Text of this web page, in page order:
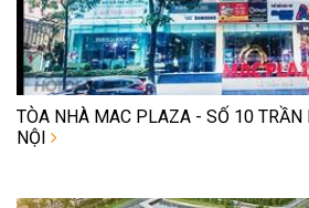
TÒA NHÀ MAC PLAZA - SỐ 10
NỘI